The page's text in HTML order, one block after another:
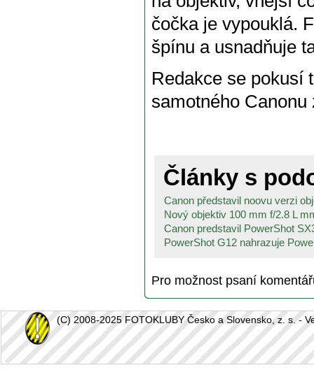
čočka je vypouklá.
špínu a usnadňuje
Redakce se pokusí
samotného
Články s
Canon představil noovu verzi
Nový objektiv 100 mm f/2.8 L
Canon predstavil PowerShot
PowerShot G12 nahrazuje
Pro možnost psaní
(C) 2008-2025 FOTOKLUBY Česko a Slovensko, z. s. -